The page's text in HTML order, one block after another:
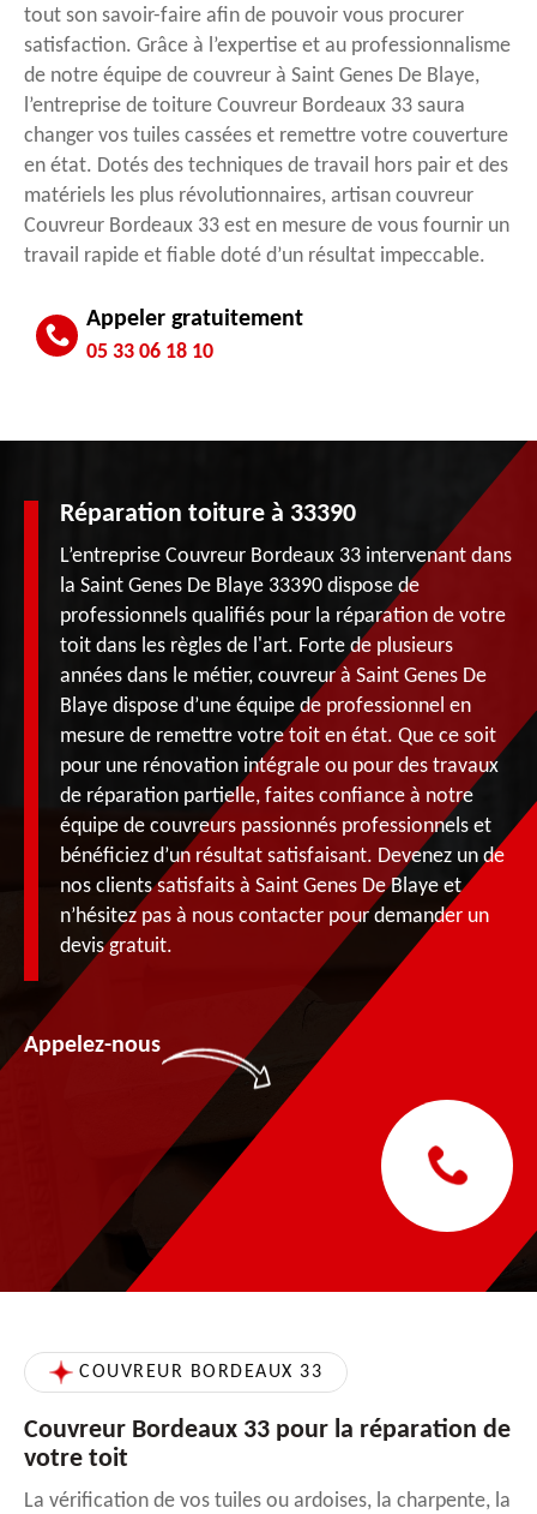
tout son savoir-faire afin de pouvoir vous procurer
satisfaction. Grâce à l’expertise et au professionnalisme
de notre équipe de couvreur à Saint Genes De Blaye,
l’entreprise de toiture Couvreur Bordeaux 33 saura
changer vos tuiles cassées et remettre votre couverture
en état. Dotés des techniques de travail hors pair et des
matériels les plus révolutionnaires, artisan couvreur
Couvreur Bordeaux 33 est en mesure de vous fournir un
travail rapide et fiable doté d’un résultat impeccable.
Appeler gratuitement
05 33 06 18 10
Réparation toiture à 33390
L’entreprise Couvreur Bordeaux 33 intervenant dans
la Saint Genes De Blaye 33390 dispose de
professionnels qualifiés pour la réparation de votre
toit dans les règles de l'art. Forte de plusieurs
années dans le métier, couvreur à Saint Genes De
Blaye dispose d’une équipe de professionnel en
mesure de remettre votre toit en état. Que ce soit
pour une rénovation intégrale ou pour des travaux
de réparation partielle, faites confiance à notre
équipe de couvreurs passionnés professionnels et
bénéficiez d’un résultat satisfaisant. Devenez un de
nos clients satisfaits à Saint Genes De Blaye et
n’hésitez pas à nous contacter pour demander un
devis gratuit.
Appelez-nous
COUVREUR BORDEAUX 33
Couvreur Bordeaux 33 pour la réparation de
votre toit
La vérification de vos tuiles ou ardoises, la charpente, la